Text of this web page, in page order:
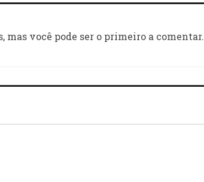
mas você pode ser o primeiro a comentar.